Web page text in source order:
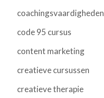
coachingsvaardigheden
code 95 cursus
content marketing
creatieve cursussen
creatieve therapie